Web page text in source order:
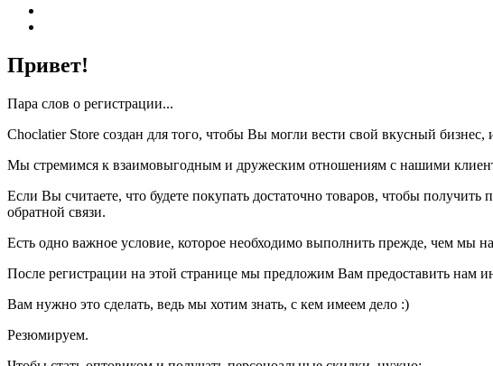
Привет!
Пара слов о регистрации...
Choclatier Store создан для того, чтобы Вы могли вести свой вкусный
Мы стремимся к взаимовыгодным и дружеским отношениям с нашими
Если Вы считаете, что будете покупать достаточно товаров, чтобы
обратной связи.
Есть одно важное условие, которое необходимо выполнить прежде, чем мы
После регистрации на этой странице мы предложим Вам предоставить нам
Вам нужно это сделать, ведь мы хотим знать, с кем имеем дело :)
Резюмируем.